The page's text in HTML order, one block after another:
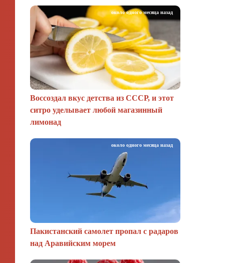
Воссоздал вкус детства из СССР, и этот
ситро уделывает любой магазинный
лимонад
около одного месяца назад
Пакистанский самолет пропал с радаров
над Аравийским морем
около одного месяца назад